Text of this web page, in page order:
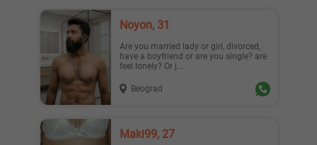
Noyon, 31
Are you married lady or girl, divorced,
have a boyfriend or are you single? are
feel lonely? Or j...
Beograd
Maki99, 27